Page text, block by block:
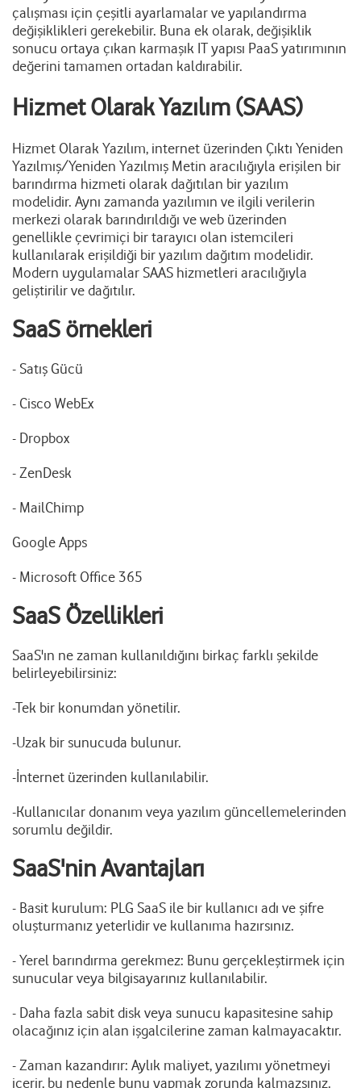
çalışması için çeşitli ayarlamalar ve yapılandırma
değişiklikleri gerekebilir. Buna ek olarak, değişiklik
sonucu ortaya çıkan karmaşık IT yapısı PaaS yatırımının
değerini tamamen ortadan kaldırabilir.
Hizmet Olarak Yazılım (SAAS)
Hizmet Olarak Yazılım, internet üzerinden Çıktı Yeniden
Yazılmış/Yeniden Yazılmış Metin aracılığıyla erişilen bir
barındırma hizmeti olarak dağıtılan bir yazılım
modelidir. Aynı zamanda yazılımın ve ilgili verilerin
merkezi olarak barındırıldığı ve web üzerinden
genellikle çevrimiçi bir tarayıcı olan istemcileri
kullanılarak erişildiği bir yazılım dağıtım modelidir.
Modern uygulamalar SAAS hizmetleri aracılığıyla
geliştirilir ve dağıtılır.
SaaS örnekleri
- Satış Gücü
- Cisco WebEx
- Dropbox
- ZenDesk
- MailChimp
Google Apps
- Microsoft Office 365
SaaS Özellikleri
SaaS'ın ne zaman kullanıldığını birkaç farklı şekilde
belirleyebilirsiniz:
-Tek bir konumdan yönetilir.
-Uzak bir sunucuda bulunur.
-İnternet üzerinden kullanılabilir.
-Kullanıcılar donanım veya yazılım güncellemelerinden
sorumlu değildir.
SaaS'nin Avantajları
- Basit kurulum: PLG SaaS ile bir kullanıcı adı ve şifre
oluşturmanız yeterlidir ve kullanıma hazırsınız.
- Yerel barındırma gerekmez: Bunu gerçekleştirmek için
sunucular veya bilgisayarınız kullanılabilir.
- Daha fazla sabit disk veya sunucu kapasitesine sahip
olacağınız için alan işgalcilerine zaman kalmayacaktır.
- Zaman kazandırır: Aylık maliyet, yazılımı yönetmeyi
içerir, bu nedenle bunu yapmak zorunda kalmazsınız.